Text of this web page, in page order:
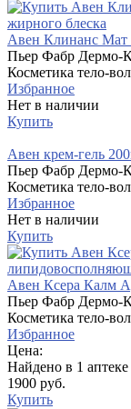
Авен Клинанс Мат
Пьер Фабр Дермо-
Косметика тело-
Избранное
Нет в наличии
Купить
Авен крем-гель
Пьер Фабр Дермо-
Косметика тело-
Избранное
Нет в наличии
Купить
Авен Ксера Калм
Пьер Фабр Дермо-
Косметика тело-
Избранное
Цена:
Найдено в 1 аптеке
1900 руб.
Купить